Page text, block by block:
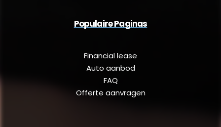
Populaire Paginas
Financial lease
Auto aanbod
FAQ
Offerte aanvragen